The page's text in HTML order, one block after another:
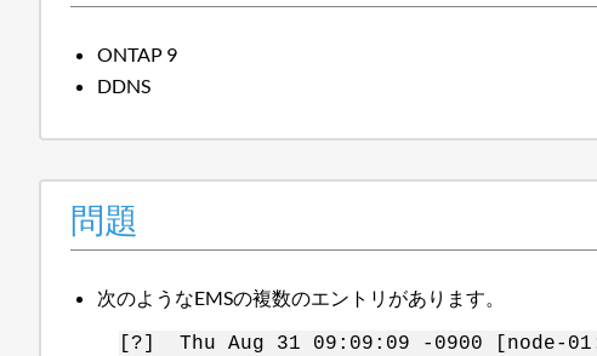
ONTAP 9
DDNS
問題
次のようなEMSの複数のエントリがあります。
[?] Thu Aug 31 09:09:09 -0900 [node-